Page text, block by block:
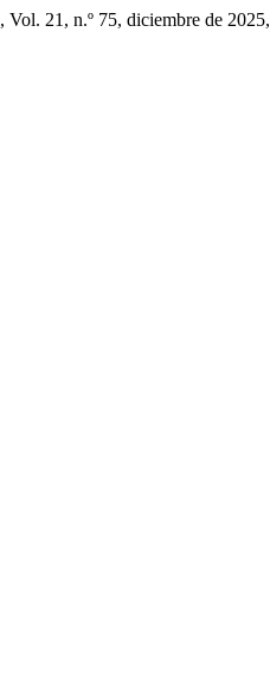
, Vol. 21, n.º 75, diciembre de 2025,